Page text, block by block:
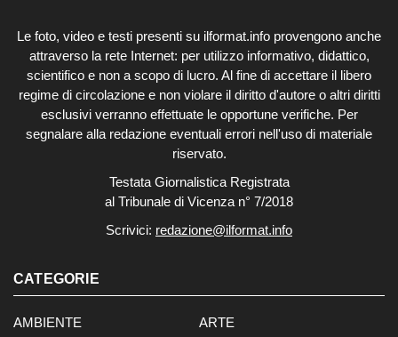
Le foto, video e testi presenti su ilformat.info provengono anche
attraverso la rete Internet: per utilizzo informativo, didattico,
scientifico e non a scopo di lucro. Al fine di accettare il libero
regime di circolazione e non violare il diritto d'autore o altri diritti
esclusivi verranno effettuate le opportune verifiche. Per
segnalare alla redazione eventuali errori nell'uso di materiale
riservato.
Testata Giornalistica Registrata
al Tribunale di Vicenza n° 7/2018
Scrivici: redazione@ilformat.info
CATEGORIE
AMBIENTE
ARTE